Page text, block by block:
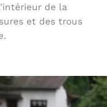
de la
et des trous